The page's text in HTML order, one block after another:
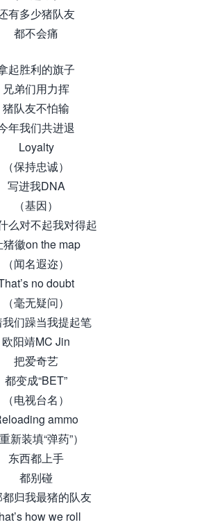
有多少猪队友
都不会痛
起胜利的旗子
兄弟们用力挥
猪队友不怕输
年我们共进退
Loyalty
（保持忠诚）
写进我DNA
（基因）
么对不起我对得起
猪徽on the map
（闻名遐迩）
no doubt
（毫无疑问）
们躁当我提起笔
欧阳靖MC Jin
把爱奇艺
都变成“BET”
（电视台名）
ammo
新装填“弹药”）
东西都上手
都别碰
归我最猪的队友
how we roll